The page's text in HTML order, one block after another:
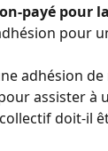
payé pour
pour
adhésion
assister à
doit-il